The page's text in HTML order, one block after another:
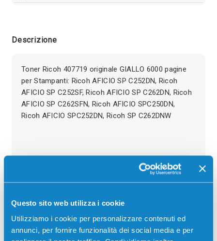
Questo sito web utilizza i cookie
Utilizziamo i cookie per personalizzare contenuti ed
annunci, per fornire funzionalità dei social media e per
Descrizione
Toner Ricoh 407719 originale GIALLO 6000 pagine
per Stampanti: Ricoh AFICIO SP C252DN, Ricoh
AFICIO SP C252SF, Ricoh AFICIO SP C262DN, Ricoh
AFICIO SP C262SFN, Ricoh AFICIO SPC250DN,
Ricoh AFICIO SPC252DN, Ricoh SP C262DNW